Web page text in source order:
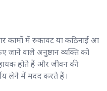
कामों में रुकावट या कठिनाई आ
जाने वाले अनुष्ठान व्यक्ति को
होते हैं और जीवन की
लेने में मदद करते हैं।